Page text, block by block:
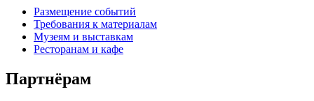
Размещение событий
Требования к материалам
Музеям и выставкам
Ресторанам и кафе
Партнёрам